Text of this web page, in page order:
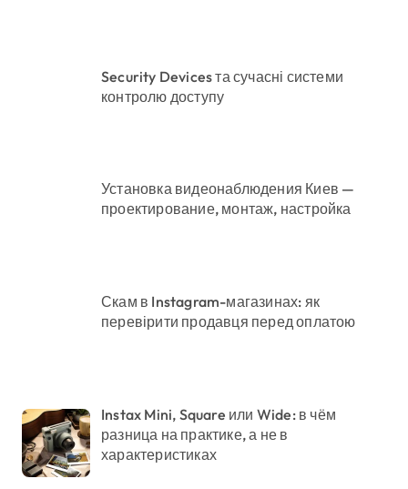
Security Devices та сучасні системи
контролю доступу
Установка видеонаблюдения Киев —
проектирование, монтаж, настройка
Скам в Instagram-магазинах: як
перевірити продавця перед оплатою
Instax Mini, Square или Wide: в чём
разница на практике, а не в
характеристиках